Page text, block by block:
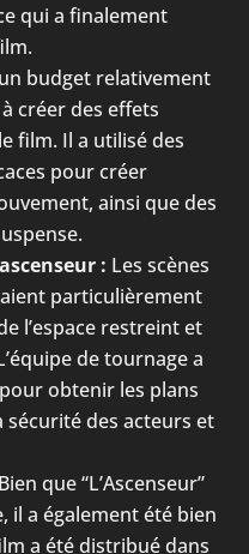
qui a finalement
budget relativement
créer des effets
film. Il a utilisé des
pour créer
ainsi que des
: Les scènes
particulièrement
l’espace restreint et
de tournage a
obtenir les plans
des acteurs et
Bien que “L’Ascenseur”
il a également été bien
a été distribué dans